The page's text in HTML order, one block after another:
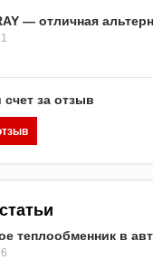
— отличная
за отзыв
теплообменник в